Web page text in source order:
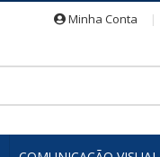
Minha Conta |